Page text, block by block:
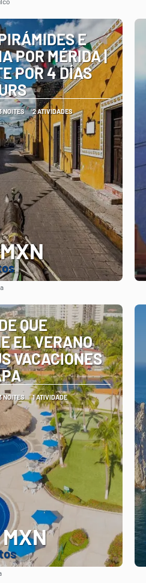
E
POR MÉRIDA |
POR 4 DÍAS
NOITES 2 ATIVIDADES
QUE
EL VERANO
VACACIONES
NOITES 1 ATIVIDADE